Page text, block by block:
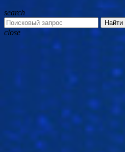
search
Найти
close